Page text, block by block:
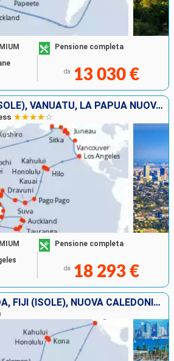
Pensione completa
da 13 030 €
STATI UNITI, FIJI (ISOLE), VANUATU, LA PAPUA NUOVA GUINEA, NUOVA ZELANDA, AUSTRALIA, INDONESIA, SINGAPORE, THAILANDIA, MALESIA, VIETNAM, CINA, TAIWAN, GIAPPONE, CANADA
Pensione completa
da 18 293 €
STATI UNITI, SAMOA, FIJI (ISOLE), NUOVA CALEDONIA, VANUATU, LA PAPUA NUOVA GUINEA, AUSTRALIA, NUOVA ZELANDA, TONGA, FRANCIA